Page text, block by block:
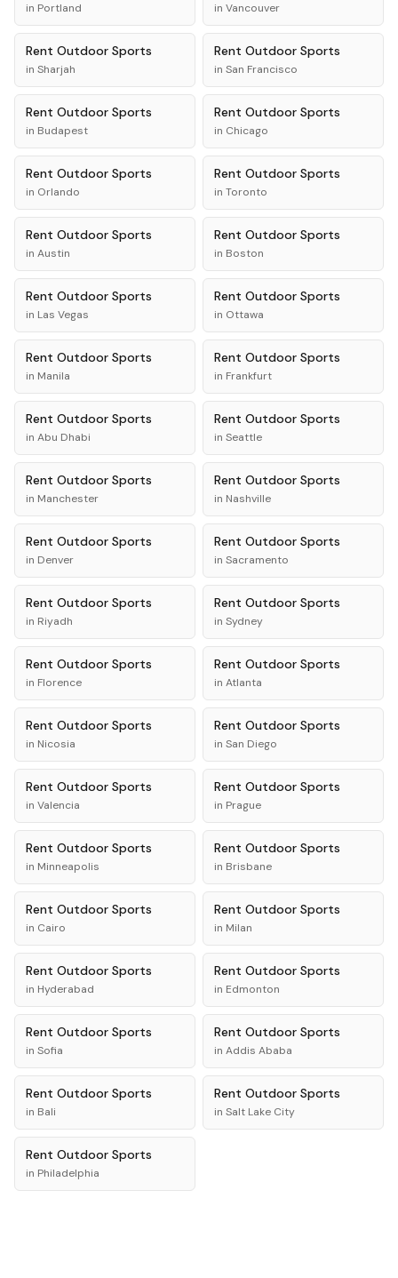
in Portland in Vancouver
Rent Outdoor Sports
in Sharjah
Rent Outdoor Sports
in San Francisco
Rent Outdoor Sports
in Budapest
Rent Outdoor Sports
in Chicago
Rent Outdoor Sports
in Orlando
Rent Outdoor Sports
in Toronto
Rent Outdoor Sports
in Austin
Rent Outdoor Sports
in Boston
Rent Outdoor Sports
in Las Vegas
Rent Outdoor Sports
in Ottawa
Rent Outdoor Sports
in Manila
Rent Outdoor Sports
in Frankfurt
Rent Outdoor Sports
in Abu Dhabi
Rent Outdoor Sports
in Seattle
Rent Outdoor Sports
in Manchester
Rent Outdoor Sports
in Nashville
Rent Outdoor Sports
in Denver
Rent Outdoor Sports
in Sacramento
Rent Outdoor Sports
in Riyadh
Rent Outdoor Sports
in Sydney
Rent Outdoor Sports
in Florence
Rent Outdoor Sports
in Atlanta
Rent Outdoor Sports
in Nicosia
Rent Outdoor Sports
in San Diego
Rent Outdoor Sports
in Valencia
Rent Outdoor Sports
in Prague
Rent Outdoor Sports
in Minneapolis
Rent Outdoor Sports
in Brisbane
Rent Outdoor Sports
in Cairo
Rent Outdoor Sports
in Milan
Rent Outdoor Sports
in Hyderabad
Rent Outdoor Sports
in Edmonton
Rent Outdoor Sports
in Sofia
Rent Outdoor Sports
in Addis Ababa
Rent Outdoor Sports
in Bali
Rent Outdoor Sports
in Salt Lake City
Rent Outdoor Sports
in Philadelphia